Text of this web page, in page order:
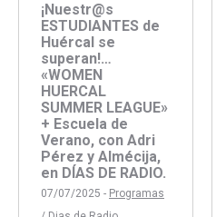
¡Nuestr@s
ESTUDIANTES de
Huércal se
superan!…
«WOMEN
HUERCAL
SUMMER LEAGUE»
+ Escuela de
Verano, con Adri
Pérez y Almécija,
en DÍAS DE RADIO.
07/07/2025 - Programas